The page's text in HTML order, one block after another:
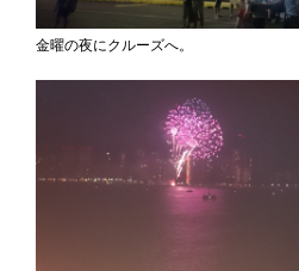
金曜の夜にクルーズへ。